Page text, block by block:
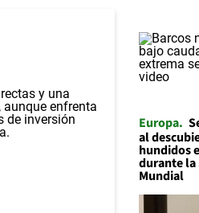
Europa
al
hundidos
durante la
Mundial